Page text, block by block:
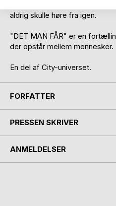
aldrig skulle høre fra igen.
"DET MAN FÅR" er en
der opstår mellem mennesker.
En del af City-universet.
FORFATTER
PRESSEN SKRIVER
ANMELDELSER